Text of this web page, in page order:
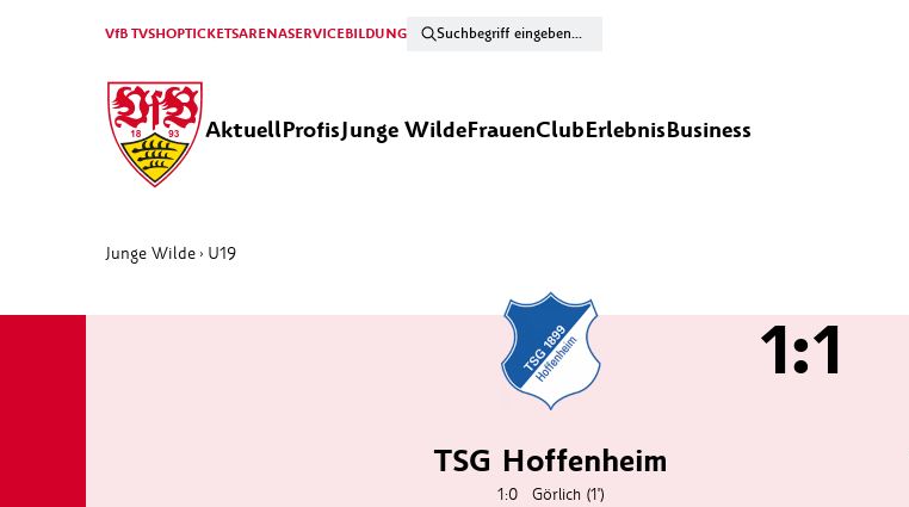
VfB TVSHOPTICKETSARENASERVICEBILDUNG
AktuellProfisJunge WildeFrauenClubErlebnisBusiness
Junge Wilde › U19
TSG Hoffenheim
1:0 Görlich(1')
1:1